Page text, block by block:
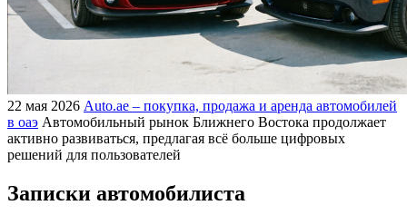
22 мая 2026 Auto.ae – покупка, продажа и аренда автомобилей
в оаэ Автомобильный рынок Ближнего Востока продолжает
активно развиваться, предлагая всё больше цифровых
решений для пользователей
Записки автомобилиста